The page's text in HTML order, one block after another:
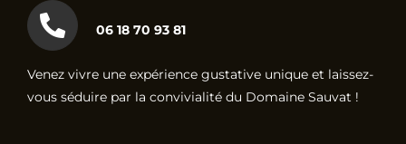
06 18 70 93 81
Venez vivre une expérience gustative unique et laissez-
vous séduire par la convivialité du Domaine Sauvat !